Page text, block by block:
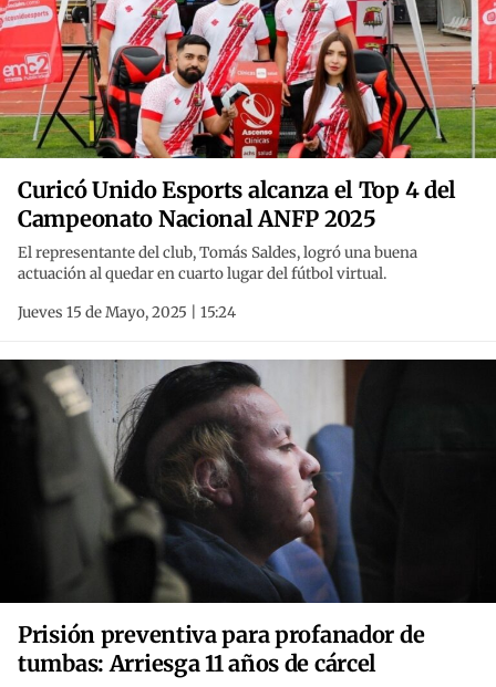
Curicó Unido Esports alcanza el Top 4 del
Campeonato Nacional ANFP 2025
El representante del club, Tomás Saldes, logró una buena
actuación al quedar en cuarto lugar del fútbol virtual.
Jueves 15 de Mayo, 2025 | 15:24
Prisión preventiva para profanador de
tumbas: Arriesga 11 años de cárcel